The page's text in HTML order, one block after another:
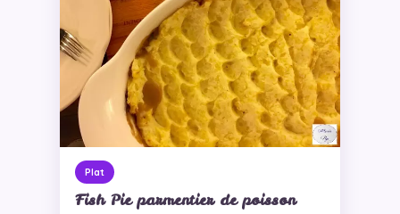
Plat
Fish Pie parmentier de poisson